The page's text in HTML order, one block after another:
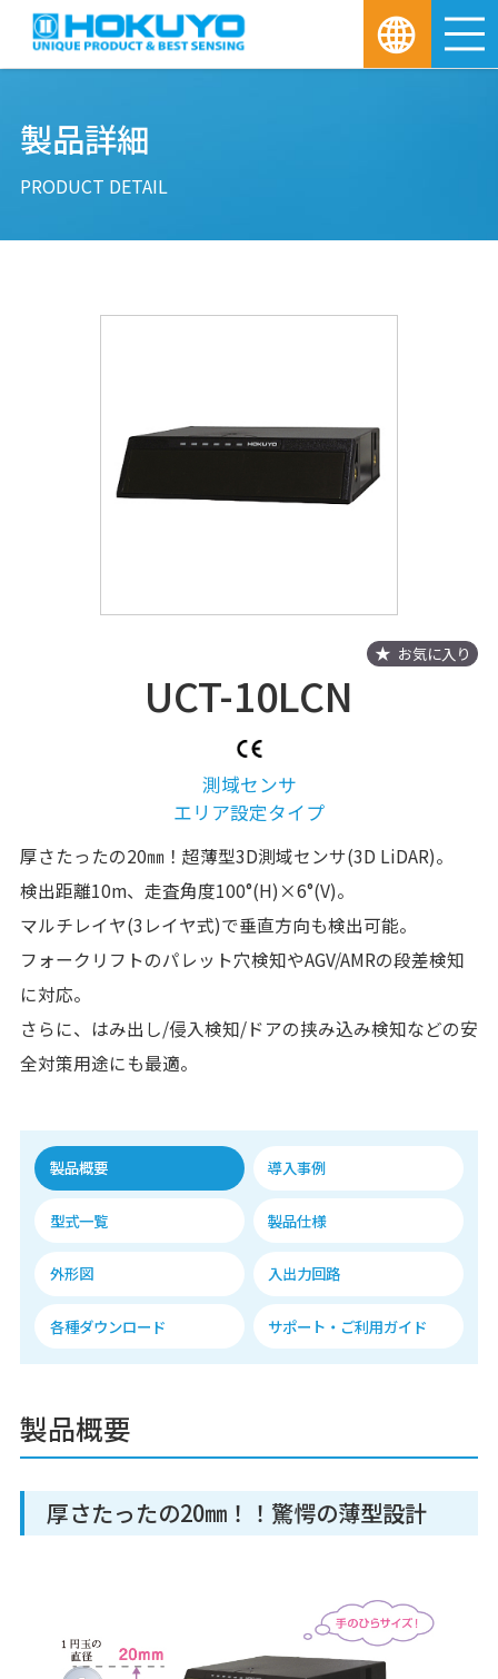
製品詳細
PRODUCT DETAIL
お気に入り
UCT-10LCN
測域センサ
エリア設定タイプ
厚さたったの20㎜！超薄型3D測域センサ(3D LiDAR)。
検出距離10m、走査角度100°(H)×6°(V)。
マルチレイヤ(3レイヤ式)で垂直方向も検出可能。
フォークリフトのパレット穴検知やAGV/AMRの段差検知
に対応。
さらに、はみ出し/侵入検知/ドアの挟み込み検知などの安
全対策用途にも最適。
製品概要 導入事例
型式一覧 製品仕様
外形図 入出力回路
各種ダウンロード サポート・ご利用ガイド
製品概要
厚さたったの20㎜！！驚愕の薄型設計